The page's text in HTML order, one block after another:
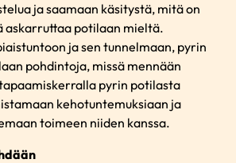
ja saamaan käsitystä, mitä on
askarruttaa potilaan mieltä.
ja sen tunnelmaan, pyrin
pohdintoja, missä mennään
pyrin potilasta
kehotuntemuksiaan ja
toimeen niiden kanssa.